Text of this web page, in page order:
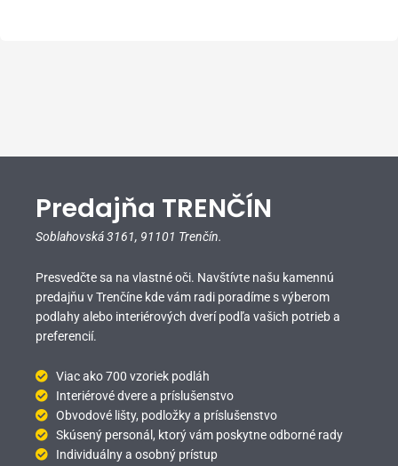
Predajňa TRENČÍN
Soblahovská 3161, 91101 Trenčín.
Presvedčte sa na vlastné oči. Navštívte našu kamennú
predajňu v Trenčíne kde vám radi poradíme s výberom
podlahy alebo interiérových dverí podľa vašich potrieb a
preferencií.
Viac ako 700 vzoriek podláh
Interiérové dvere a príslušenstvo
Obvodové lišty, podložky a príslušenstvo
Skúsený personál, ktorý vám poskytne odborné rady
Individuálny a osobný prístup